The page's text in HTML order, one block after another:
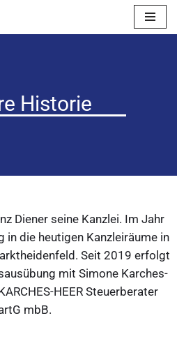
Historie
Diener seine Kanzlei. Im Jahr
die heutigen Kanzleiräume in
Seit 2019 erfolgt
mit Simone Karches-
HEER Steuerberater
mbB.